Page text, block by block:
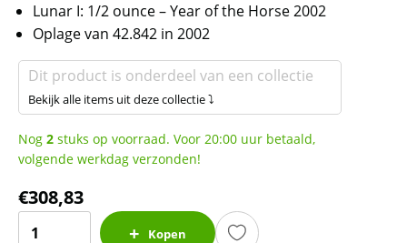
Lunar I: 1/2 ounce – Year of the Horse 2002
Oplage van 42.842 in 2002
Dit product is onderdeel van een collectie
Bekijk alle items uit deze collectie ⤵
Nog 2 stuks op voorraad. Voor 20:00 uur betaald,
volgende werkdag verzonden!
€308,83
Kopen